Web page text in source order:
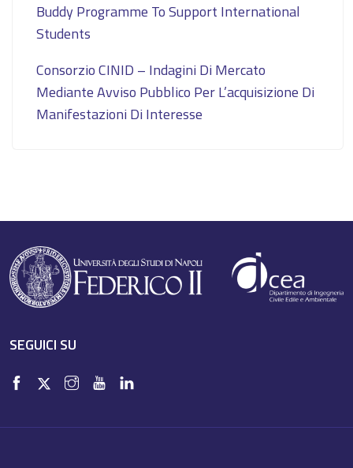
Buddy Programme To Support International
Students
Consorzio CINID – Indagini Di Mercato
Mediante Avviso Pubblico Per L’acquisizione Di
Manifestazioni Di Interesse
SEGUICI SU